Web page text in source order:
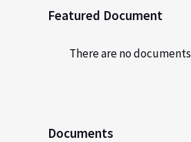
Featured Document
There are no documents
Documents